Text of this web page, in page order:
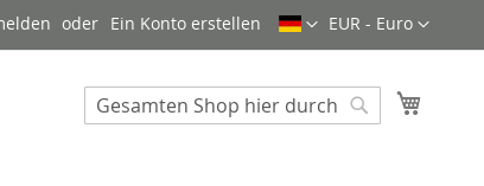
Währung
EUR - Euro
Sprache
Ein Konto erstellen
Search